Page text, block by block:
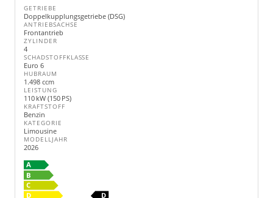
GETRIEBE
Doppelkupplungsgetriebe (DSG)
ANTRIEBSACHSE
Frontantrieb
ZYLINDER
4
SCHADSTOFFKLASSE
Euro 6
HUBRAUM
1.498 ccm
LEISTUNG
110 kW (150 PS)
KRAFTSTOFF
Benzin
KATEGORIE
Limousine
MODELLJAHR
2026